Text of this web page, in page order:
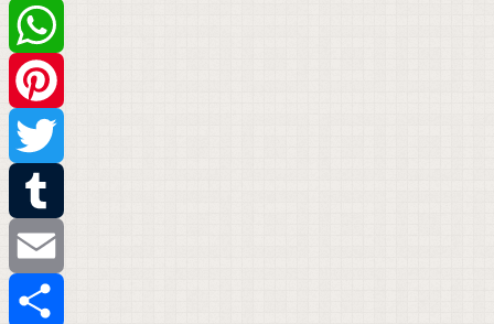
Facebook
WhatsApp
Pinterest
Twitter
Tumblr
Email